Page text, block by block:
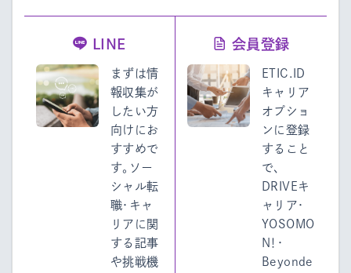
LINE
まずは情
報収集が
したい方
向けにお
すすめで
す。ソー
シャル転
職・キャ
リアに関
する記事
や挑戦機
会員登録
ETIC.ID
キャリア
オプショ
ンに登録
すること
で、
DRIVEキ
ャリア・
YOSOMO
N！・
Beyonde